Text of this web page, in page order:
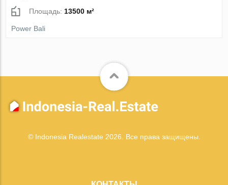
Площадь: 13500 м²
Power Bali
© Indonesia Realestate 2026. Все права защищены.